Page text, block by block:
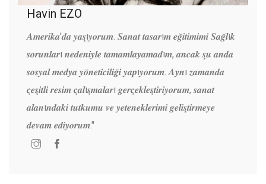
Havin EZO
𝑨𝒎𝒆𝒓𝒊𝒌𝒂'𝒅𝒂 𝒚𝒂𝒔̧ı𝒚𝒐𝒓𝒖𝒎. 𝑺𝒂𝒏𝒂𝒕 𝒕𝒂𝒔𝒂𝒓ı𝒎 𝒆𝒈̆𝒊𝒕𝒊𝒎𝒊𝒎𝒊 𝑺𝒂𝒈̆𝒍ı𝒌
𝒔𝒐𝒓𝒖𝒏𝒍𝒂𝒓ı 𝒏𝒆𝒅𝒆𝒏𝒊𝒚𝒍𝒆 𝒕𝒂𝒎𝒂𝒎𝒍𝒂𝒚𝒂𝒎𝒂𝒅ı𝒎, 𝒂𝒏𝒄𝒂𝒌 𝒔̧𝒖 𝒂𝒏𝒅𝒂
𝒔𝒐𝒔𝒚𝒂𝒍 𝒎𝒆𝒅𝒚𝒂 𝒚𝒐̈𝒏𝒆𝒕𝒊𝒄𝒊𝒍𝒊𝒈̆𝒊 𝒚𝒂𝒑ı𝒚𝒐𝒓𝒖𝒎. 𝑨𝒚𝒏ı 𝒛𝒂𝒎𝒂𝒏𝒅𝒂
𝒄̧𝒆𝒔̧𝒊𝒕𝒍𝒊 𝒓𝒆𝒔𝒊𝒎 𝒄̧𝒂𝒍ı𝒔̧𝒎𝒂𝒍𝒂𝒓ı 𝒈𝒆𝒓𝒄̧𝒆𝒌𝒍𝒆𝒔̧𝒕𝒊𝒓𝒊𝒚𝒐𝒓𝒖𝒎, 𝒔𝒂𝒏𝒂𝒕
𝒂𝒍𝒂𝒏ı𝒏𝒅𝒂𝒌𝒊 𝒕𝒖𝒕𝒌𝒖𝒎𝒖 𝒗𝒆 𝒚𝒆𝒕𝒆𝒏𝒆𝒌𝒍𝒆𝒓𝒊𝒎𝒊 𝒈𝒆𝒍𝒊𝒔̧𝒕𝒊𝒓𝒎𝒆𝒚𝒆
𝒅𝒆𝒗𝒂𝒎 𝒆𝒅𝒊𝒚𝒐𝒓𝒖𝒎."